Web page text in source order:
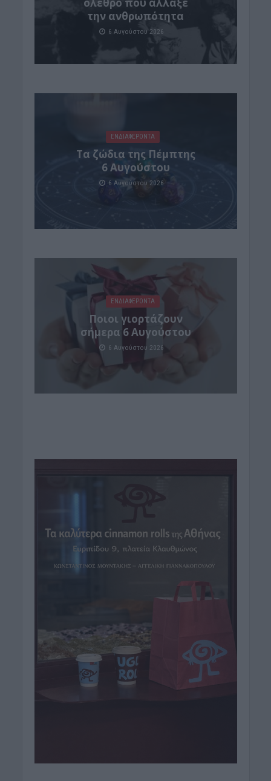
όλεθρο που άλλαξε
την ανθρωπότητα
6 Αυγούστου 2026
ΕΝΔΙΑΦΕΡΟΝΤΑ
Tα ζώδια της Πέμπτης
6 Αυγούστου
6 Αυγούστου 2026
ΕΝΔΙΑΦΕΡΟΝΤΑ
Ποιοι γιορτάζουν
σήμερα 6 Αυγούστου
6 Αυγούστου 2026